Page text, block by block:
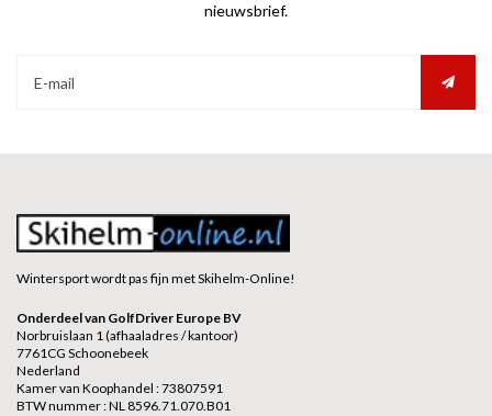
nieuwsbrief.
Wintersport wordt pas fijn met Skihelm-Online!
Onderdeel van GolfDriver Europe BV
Norbruislaan 1 (afhaaladres / kantoor)
7761CG Schoonebeek
Nederland
Kamer van Koophandel : 73807591
BTW nummer : NL 8596.71.070.B01